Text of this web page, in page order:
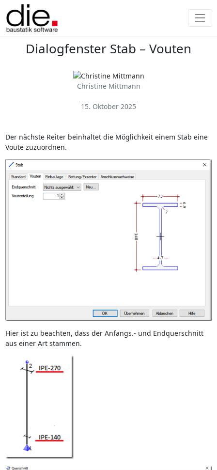
Dialogfenster Stab – Vouten
Christine Mittmann
15. Oktober 2025
Der nächste Reiter beinhaltet die Möglichkeit einem Stab eine
Voute zuzuordnen.
Hier ist zu beachten, dass der Anfangs.- und Endquerschnitt
aus einer Art stammen.